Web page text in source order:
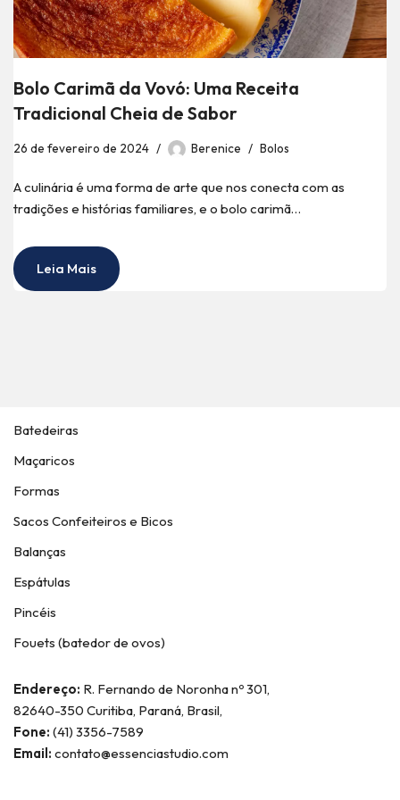
Bolo Carimã da Vovó: Uma Receita
Tradicional Cheia de Sabor
26 de fevereiro de 2024 Berenice Bolos
A culinária é uma forma de arte que nos conecta com as
tradições e histórias familiares, e o bolo carimã…
Leia Mais
Batedeiras
Maçaricos
Formas
Sacos Confeiteiros e Bicos
Balanças
Espátulas
Pincéis
Fouets (batedor de ovos)
Endereço: R. Fernando de Noronha nº 301,
82640-350 Curitiba, Paraná, Brasil,
Fone: (41) 3356-7589
Email: contato@essenciastudio.com